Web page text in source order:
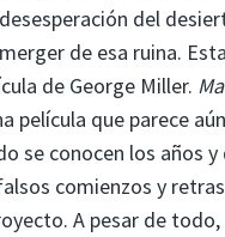
del
de esa ruina.
de George Miller.
película que parece
se conocen los años y
comienzos y
A pesar de todo,